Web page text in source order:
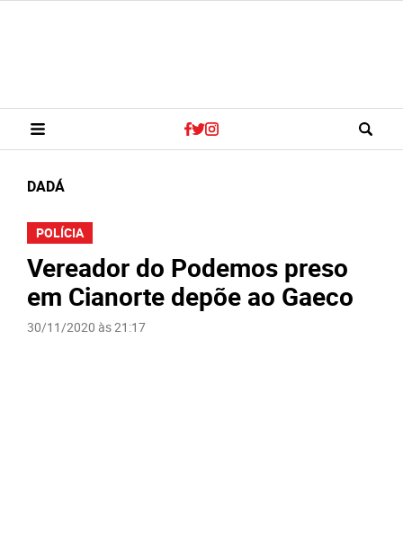
DADÁ
POLÍCIA
Vereador do Podemos preso
em Cianorte depõe ao Gaeco
30/11/2020 às 21:17